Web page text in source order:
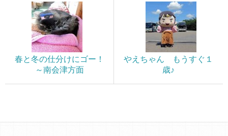
春と冬の仕分けにゴー！
～南会津方面
やえちゃん もうすぐ１
歳♪